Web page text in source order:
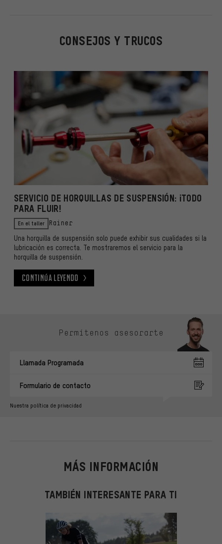
CONSEJOS Y TRUCOS
SERVICIO DE HORQUILLAS DE SUSPENSIÓN: ¡TODO
PARA FLUIR!
En el taller Rainer
Una horquilla de suspensión solo puede exhibir sus cualidades si la
lubricación es correcta. Te mostraremos el servicio para la
horquilla de suspensión.
Continúa leyendo
Permítenos asesorarte
Llamada Programada
Formulario de contacto
Nuestra política de privacidad
MÁS INFORMACIÓN
TAMBIÉN INTERESANTE PARA TI